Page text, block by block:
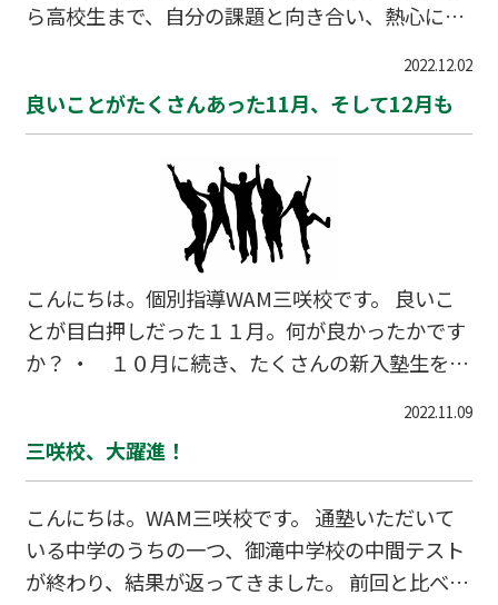
ら高校生まで、自分の課題と向き合い、熱心に勉
り添い、生徒と共に歩んでくれます。笑顔も素敵
です！ 外は寒い冬ですが、教室内は『熱い冬』で
2022.12.02
良いことがたくさんあった11月、そして12月も
こんにちは。個別指導WAM三咲校です。 良いこ
とが目白押しだった１１月。何が良かったかです
か？ ・ １０月に続き、たくさんの新入塾生を迎
で大半の生徒が成績アップしたこと ・ 中２生が
英検準２級の２次試験も突破し、合格したこと
今後の学習指導する上で、 貴重な時間を持てた
こと 大きな収穫を得ることができた１１月。１
２月も三咲校は生徒さんと一緒に、みんなで進み
2022.11.09
三咲校、大躍進！
こんにちは。WAM三咲校です。 通塾いただいて
いる中学のうちの一つ、御滝中学校の中間テスト
が終わり、結果が返ってきました。 前回と比べ、